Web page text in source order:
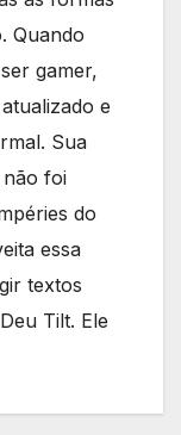
Quando
gamer,
e
Sua
não foi
do
essa
textos
Tilt. Ele